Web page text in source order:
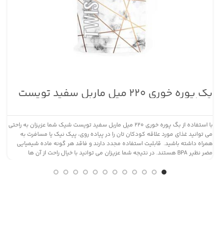
بگ پوره خوری ۲۲۰ میل ماربل سفید تویست
شیک
با استفاده از بگ پوره خوری ۲۲۰ میل ماربل سفید تویست شیک شما عزیزان به راحتی
می توانید غذای مورد علاقه کودکان تان را در پیاده روی، پیک نیک یا مسافرت به
همراه داشته باشید. قابلیت استفاده مجدد دارند و فاقد هر گونه ماده شیمیایی
مضر نظیر BPA هستند. در نتیجه شما عزیزان می توانید با خیال راحت از آن ها